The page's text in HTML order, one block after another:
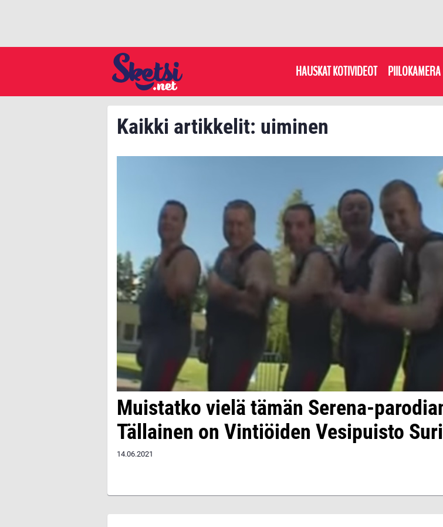
HAUSKAT KOTIVIDEOT PIILOKAMERA
Kaikki artikkelit: uiminen
Muistatko vielä tämän Serena-
Tällainen on Vintiöiden Vesipuisto
14.06.2021